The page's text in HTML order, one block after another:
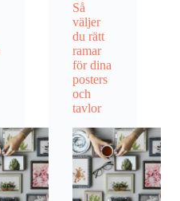
Så
väljer
du rätt
ramar
för dina
posters
och
tavlor